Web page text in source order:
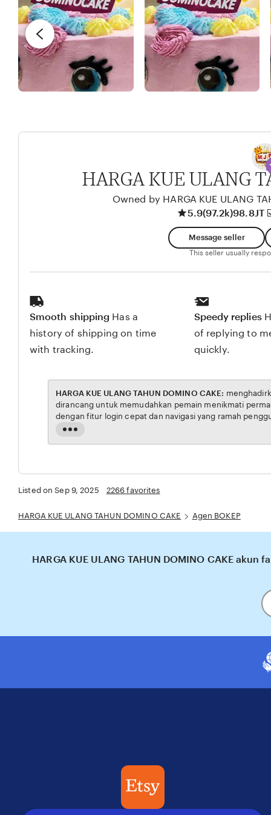
I
X
y
e
n
y
v
e
l
HARGA KUE ULANG
Owned by HARGA KUE ULANG
5.9(97.2k)98.8JT
Message seller
This seller usually
Smooth shipping Has a
history of shipping on time
with tracking.
Speedy replies
of replying to
quickly.
Read
the
HARGA KUE ULANG TAHUN DOMINO CAKE:
dirancang untuk memudahkan pemain menikmati permainan BOKEP dengan aman dan transparan, lengkap
dengan fitur login cepat dan navigasi yang ramah pengguna. Setiap transaksi dijamin aman, sementara update
hasil dan informasi permainan selalu tersedia secara real-time. Dengan HARGA KUE ULANG TAHUN DOMINO
Listed on Sep 9, 2025 2266 favorites
HARGA KUE ULANG TAHUN DOMINO CAKE Agen BOKEP
HARGA KUE ULANG TAHUN DOMINO CAKE